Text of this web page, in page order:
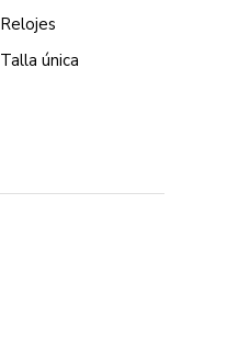
Relojes
Talla única